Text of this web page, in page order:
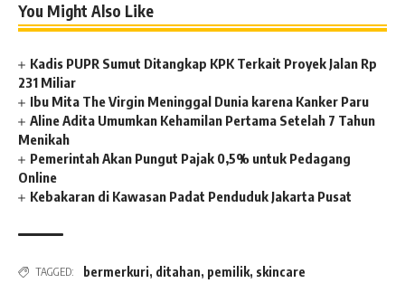
You Might Also Like
Kadis PUPR Sumut Ditangkap KPK Terkait Proyek Jalan Rp
231 Miliar
Ibu Mita The Virgin Meninggal Dunia karena Kanker Paru
Aline Adita Umumkan Kehamilan Pertama Setelah 7 Tahun
Menikah
Pemerintah Akan Pungut Pajak 0,5% untuk Pedagang
Online
Kebakaran di Kawasan Padat Penduduk Jakarta Pusat
TAGGED: bermerkuri, ditahan, pemilik, skincare